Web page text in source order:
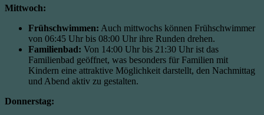
Mittwoch:
Frühschwimmen: Auch mittwochs können Frühschwimmer
von 06:45 Uhr bis 08:00 Uhr ihre Runden drehen.
Familienbad: Von 14:00 Uhr bis 21:30 Uhr ist das
Familienbad geöffnet, was besonders für Familien mit
Kindern eine attraktive Möglichkeit darstellt, den Nachmittag
und Abend aktiv zu gestalten.
Donnerstag: